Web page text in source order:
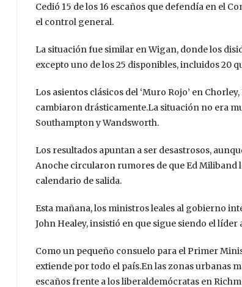
Cedió 15 de los 16 escaños que defendía en el
el control general.
La situación fue similar en Wigan, donde los
excepto uno de los 25 disponibles, incluidos 20
Los asientos clásicos del ‘Muro Rojo’ en
cambiaron drásticamente.La situación no era
Southampton y Wandsworth.
Los resultados apuntan a ser desastrosos,
Anoche circularon rumores de que Ed
calendario de salida.
Esta mañana, los ministros leales al gobierno
John Healey, insistió en que sigue siendo el
Como un pequeño consuelo para el Primer
extiende por todo el país.En las zonas urbanas
escaños frente a los liberaldemócratas en